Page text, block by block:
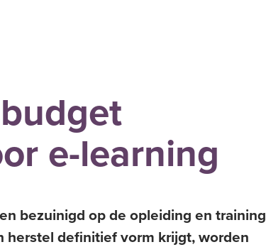
e-learning
bezuinigd op de opleiding en training
herstel definitief vorm krijgt, worden